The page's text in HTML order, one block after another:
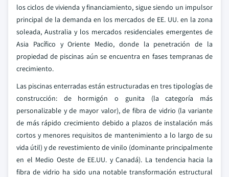
los ciclos de vivienda y financiamiento, sigue siendo un impulsor
principal de la demanda en los mercados de EE. UU. en la zona
soleada, Australia y los mercados residenciales emergentes de
Asia Pacífico y Oriente Medio, donde la penetración de la
propiedad de piscinas aún se encuentra en fases tempranas de
crecimiento.
Las piscinas enterradas están estructuradas en tres tipologías de
construcción: de hormigón o gunita (la categoría más
personalizable y de mayor valor), de fibra de vidrio (la variante
de más rápido crecimiento debido a plazos de instalación más
cortos y menores requisitos de mantenimiento a lo largo de su
vida útil) y de revestimiento de vinilo (dominante principalmente
en el Medio Oeste de EE.UU. y Canadá). La tendencia hacia la
fibra de vidrio ha sido una notable transformación estructural